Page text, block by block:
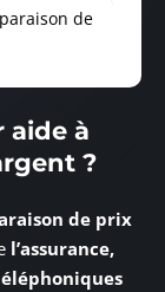
de
aide à
?
de prix
l’assurance,